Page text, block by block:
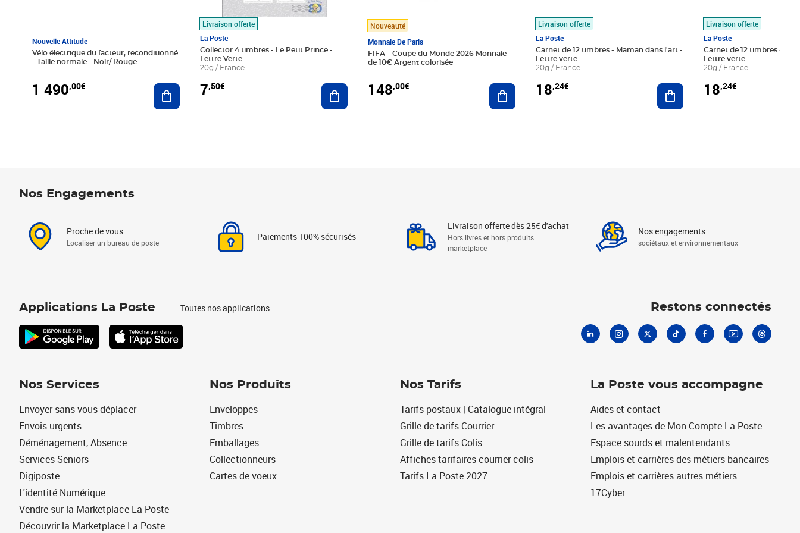
Nouvelle Attitude
Vélo électrique du facteur, reconditionné
- Taille normale - Noir/ Rouge
1 490,00€ Ajouter au panier
Livraison offerte
La Poste
Collector 4 timbres - Le Petit Prince -
Lettre Verte
20g / France
7,50€ Ajouter au panier
Nouveauté
Monnaie De Paris
FIFA – Coupe du Monde 2026 Monnaie
de 10€ Argent colorisée
148,00€ Ajouter au panier
Livraison offerte
La Poste
Carnet de 12 timbres - Maman dans l'art -
Lettre verte
20g / France
18,24€ Ajouter au panier
Livraison offerte
La Poste
Carnet de 12 timbres - Le
Lettre verte
20g / France
18,24€
Nos Engagements
Proche de vous
Localiser un bureau de poste
Paiements 100% sécurisés
Livraison offerte dès 25€ d'achat
Hors livres et hors produits
marketplace
Nos engagements
sociétaux et environnementaux
Applications La Poste Toutes nos applications Restons connectés
Nos Services
Envoyer sans vous déplacer
Envois urgents
Déménagement, Absence
Services Seniors
Digiposte
L'identité Numérique
Vendre sur la Marketplace La Poste
Découvrir la Marketplace La Poste
Nos Produits
Enveloppes
Timbres
Emballages
Collectionneurs
Cartes de voeux
Nos Tarifs
Tarifs postaux | Catalogue intégral
Grille de tarifs Courrier
Grille de tarifs Colis
Affiches tarifaires courrier colis
Tarifs La Poste 2027
La Poste vous accompagne
Aides et contact
Les avantages de Mon Compte La Poste
Espace sourds et malentendants
Emplois et carrières des métiers bancaires
Emplois et carrières autres métiers
17Cyber